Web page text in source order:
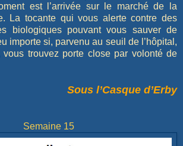
est l’arrivée sur le marché de la
La tocante qui vous alerte contre des
biologiques pouvant vous sauver de
importe si, parvenu au seuil de l’hôpital,
vous trouvez porte close par volonté de
Sous l’Casque d’Erby
Semaine 15